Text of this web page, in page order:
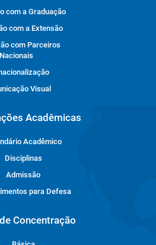
com a Graduação
com a Extensão
com Parceiros
Nacionais
Visual
Acadêmicas
Acadêmico
Disciplinas
Admissão
para Defesa
Concentração